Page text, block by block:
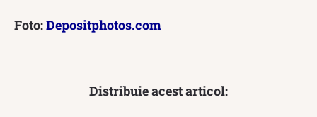
Foto:Depositphotos.com
Distribuie acest articol: